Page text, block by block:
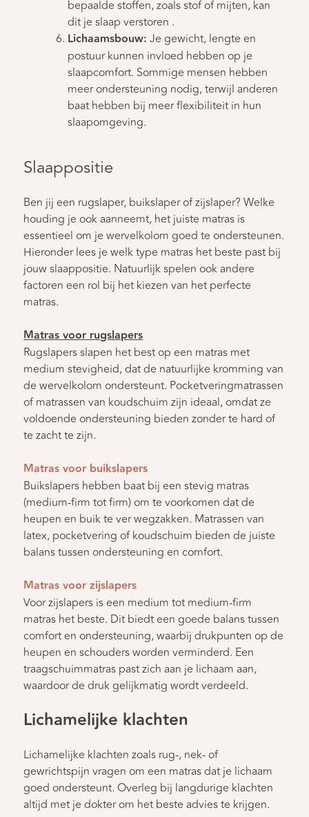
bepaalde stoffen, zoals stof of mijten, kan
dit je slaap verstoren .
Lichaamsbouw: Je gewicht, lengte en
postuur kunnen invloed hebben op je
slaapcomfort. Sommige mensen hebben
meer ondersteuning nodig, terwijl anderen
baat hebben bij meer flexibiliteit in hun
slaapomgeving.
Slaappositie
Ben jij een rugslaper, buikslaper of zijslaper? Welke
houding je ook aanneemt, het juiste matras is
essentieel om je wervelkolom goed te ondersteunen.
Hieronder lees je welk type matras het beste past bij
jouw slaappositie. Natuurlijk spelen ook andere
factoren een rol bij het kiezen van het perfecte
matras.
Matras voor rugslapers
Rugslapers slapen het best op een matras met
medium stevigheid, dat de natuurlijke kromming van
de wervelkolom ondersteunt. Pocketveringmatrassen
of matrassen van koudschuim zijn ideaal, omdat ze
voldoende ondersteuning bieden zonder te hard of
te zacht te zijn.
Matras voor buikslapers
Buikslapers hebben baat bij een stevig matras
(medium-firm tot firm) om te voorkomen dat de
heupen en buik te ver wegzakken. Matrassen van
latex, pocketvering of koudschuim bieden de juiste
balans tussen ondersteuning en comfort.
Matras voor zijslapers
Voor zijslapers is een medium tot medium-firm
matras het beste. Dit biedt een goede balans tussen
comfort en ondersteuning, waarbij drukpunten op de
heupen en schouders worden verminderd. Een
traagschuimmatras past zich aan je lichaam aan,
waardoor de druk gelijkmatig wordt verdeeld.
Lichamelijke klachten
Lichamelijke klachten zoals rug-, nek- of
gewrichtspijn vragen om een matras dat je lichaam
goed ondersteunt. Overleg bij langdurige klachten
altijd met je dokter om het beste advies te krijgen.